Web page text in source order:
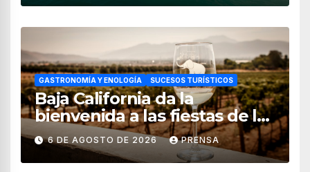
GASTRONOMÍA Y ENOLOGÍA SUCESOS TURÍSTICOS
Baja California da la
bienvenida a las fiestas de la
vendimia 2026
6 DE AGOSTO DE 2026 PRENSA